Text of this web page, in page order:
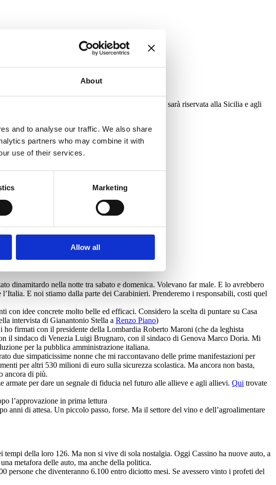
About
and to analyse our traffic. We also share
partners who may combine it with
use of their services.
Marketing
Allow all
a fianco dei comuni colpiti. Analoga attenzione sarà riservata alla Sicilia e agli
dinamitardo nella notte tra sabato e domenica. Volevano far male. E lo avrebbero
E noi stiamo dalla parte dei Carabinieri. Prenderemo i responsabili, costi quel
idee concrete molto belle ed efficaci. Considero la scelta di puntare su Casa
intervista di Gianantonio Stella a Renzo Piano)
firmati con il presidente della Lombardia Roberto Maroni (che da leghista
il sindaco di Venezia Luigi Brugnaro, con il sindaco di Genova Marco Doria. Mi
per la pubblica amministrazione italiana.
due simpaticissime nonne che mi raccontavano delle prime manifestazioni per
per altri 530 milioni di euro sulla sicurezza scolastica. Ma ancora non basta,
ancora di più.
per dare un segnale di fiducia nel futuro alle allieve e agli allievi. Qui trovate
l’approvazione in prima lettura
di attesa. Un piccolo passo, forse. Ma il settore del vino e dell’agroalimentare
della loro 126. Ma non si vive di sola nostalgia. Oggi Cassino ha nuove auto, a
metafora delle auto, ma anche della politica.
che diventeranno 6.100 entro diciotto mesi. Se avessero vinto i profeti del